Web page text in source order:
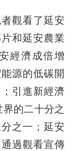
觀看了延安
和延安農業
經濟成倍增
源的低碳開
引進新經濟
的二十分之
之一；延安
過觀看宣傳